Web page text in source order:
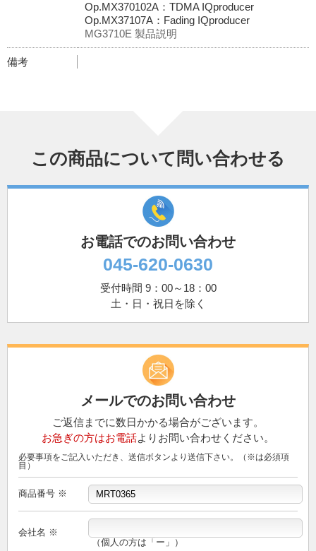
Op.MX370102A：TDMA IQproducer
Op.MX37107A：Fading IQproducer
MG3710E 製品説明
備考
この商品について問い合わせる
お電話でのお問い合わせ
045-620-0630
受付時間 9：00～18：00
土・日・祝日を除く
メールでのお問い合わせ
ご返信までに数日かかる場合がございます。
お急ぎの方はお電話よりお問い合わせください。
必要事項をご記入いただき、送信ボタンより送信下さい。（※は必須項
目）
商品番号 ※
会社名 ※
（個人の方は「ー」）